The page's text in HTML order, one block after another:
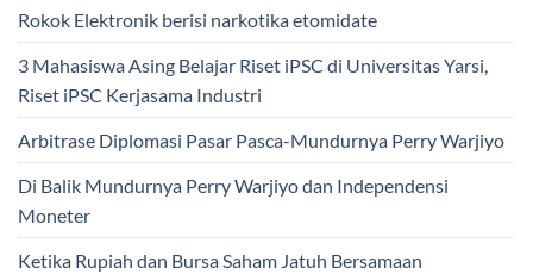
Rokok Elektronik berisi narkotika etomidate
3 Mahasiswa Asing Belajar Riset iPSC di Universitas Yarsi,
Riset iPSC Kerjasama Industri
Arbitrase Diplomasi Pasar Pasca-Mundurnya Perry Warjiyo
Di Balik Mundurnya Perry Warjiyo dan Independensi
Moneter
Ketika Rupiah dan Bursa Saham Jatuh Bersamaan